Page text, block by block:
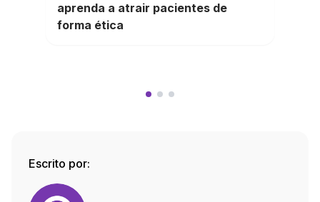
aprenda a atrair pacientes de
forma ética
Escrito por: